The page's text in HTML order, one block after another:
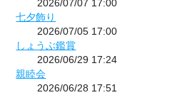
2026/07/07 17:00
七夕飾り
2026/07/05 17:00
しょうぶ鑑賞
2026/06/29 17:24
親睦会
2026/06/28 17:51